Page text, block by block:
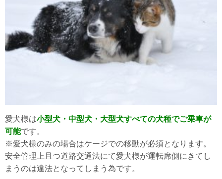
愛犬様は小型犬・中型犬・大型犬すべての犬種でご乗車が
可能です。
※愛犬様のみの場合はケージでの移動が必須となります。
安全管理上且つ道路交通法にて愛犬様が運転席側にきてし
まうのは違法となってしまう為です。